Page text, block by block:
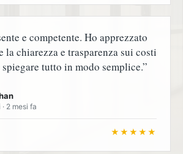
e competente. Ho apprezzato
la chiarezza e trasparenza sui costi
tutto in modo semplice.”
2 mesi fa
★★★★★